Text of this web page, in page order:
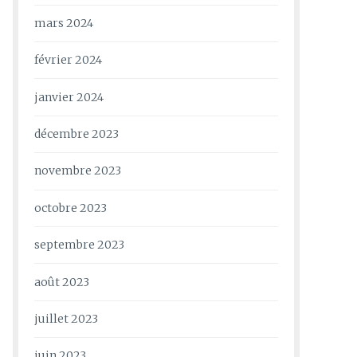
mars 2024
février 2024
janvier 2024
décembre 2023
novembre 2023
octobre 2023
septembre 2023
août 2023
juillet 2023